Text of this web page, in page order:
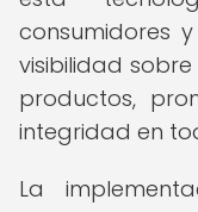
consumidores
visibilidad
productos,
integridad en
La